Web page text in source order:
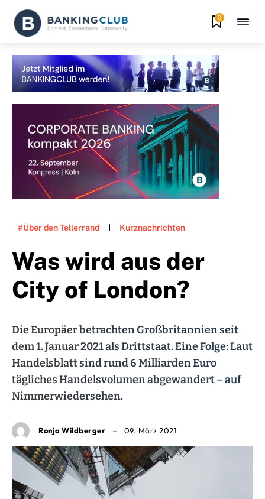
0
#Über den Tellerrand Kurznachrichten
Was wird aus der
City of London?
Die Europäer betrachten Großbritannien seit
dem 1. Januar 2021 als Drittstaat. Eine Folge: Laut
Handelsblatt sind rund 6 Milliarden Euro
tägliches Handelsvolumen abgewandert – auf
Nimmerwiedersehen.
Ronja Wildberger 09. März 2021